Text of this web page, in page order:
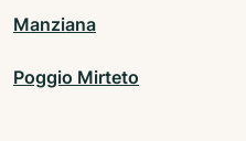
Manziana
Poggio Mirteto